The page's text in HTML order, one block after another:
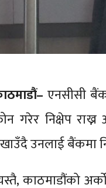
एनसीसी
गरेर निक्षेप
उनलाई बैंकमा
काठमाडौंको